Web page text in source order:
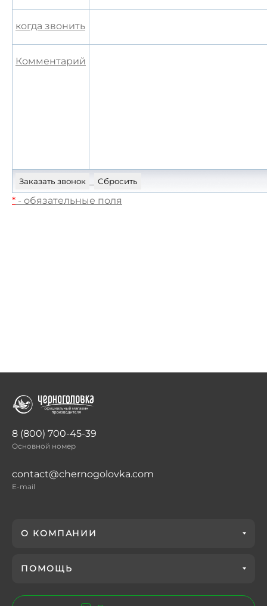
когда звонить
Комментарий
* - обязательные поля
8 (800) 700-45-39
Основной номер
contact@chernogolovka.com
E-mail
О КОМПАНИИ
ПОМОЩЬ